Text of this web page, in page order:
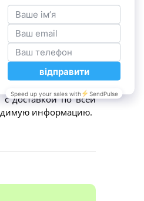
доставкой по всей
информацию.